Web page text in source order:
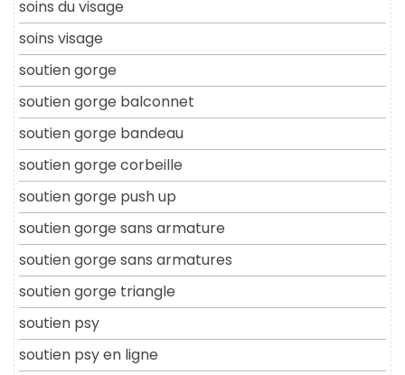
soins du visage
soins visage
soutien gorge
soutien gorge balconnet
soutien gorge bandeau
soutien gorge corbeille
soutien gorge push up
soutien gorge sans armature
soutien gorge sans armatures
soutien gorge triangle
soutien psy
soutien psy en ligne